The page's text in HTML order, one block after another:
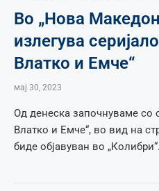
Во „Нова
излегува
Влатко и Емче“
мај 30, 2023
Од денеска започнуваме со
Влатко и Емче“, во вид на
биде објавуван во